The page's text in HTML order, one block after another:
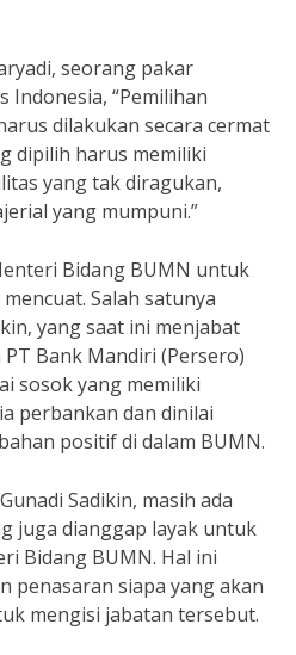
seorang pakar
Indonesia, “Pemilihan
dilakukan secara cermat
dipilih harus memiliki
yang tak diragukan,
yang mumpuni.”
Bidang BUMN untuk
Salah satunya
yang saat ini menjabat
Bank Mandiri (Persero)
sosok yang memiliki
perbankan dan dinilai
positif di dalam BUMN.
Sadikin, masih ada
juga dianggap layak untuk
Bidang BUMN. Hal ini
penasaran siapa yang akan
mengisi jabatan tersebut.